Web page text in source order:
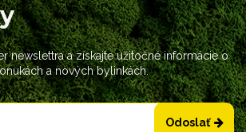
newslettra a získajte užitočné informácie o
a nových bylinkách.
Odoslať